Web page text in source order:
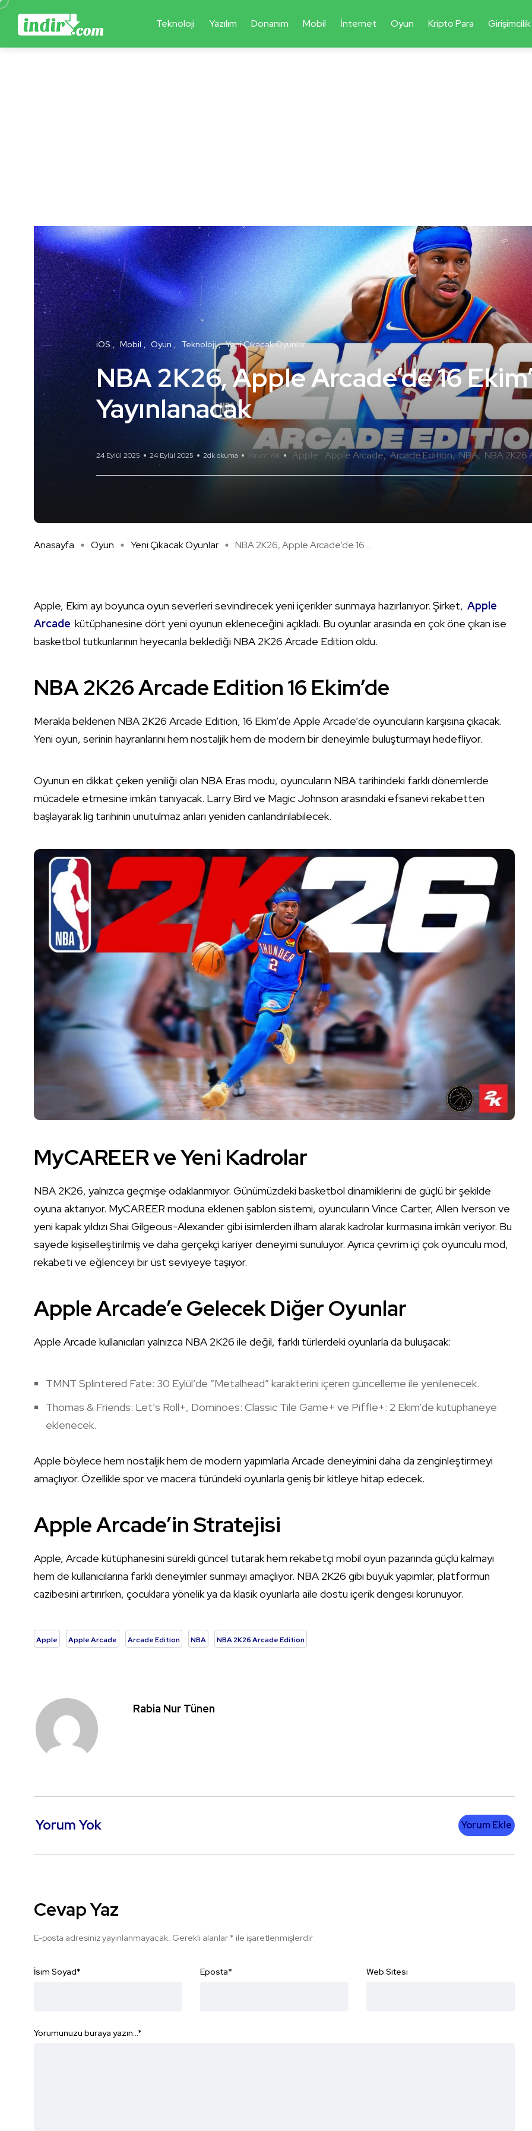
Teknoloji Yazılım Donanım Mobil İnternet Oyun Kripto Para Girişimcilik
iOS Mobil Oyun Teknoloji Yeni Çıkacak Oyunlar
NBA 2K26, Apple Arcade’de 16
Yayınlanacak
24 Eylül 2025 24 Eylül 2025 2dk okuma Yorum Yok Apple Apple Arcade Arcade Edition NBA NBA 2K26
Anasayfa Oyun Yeni Çıkacak Oyunlar NBA 2K26, Apple Arcade’de 16 ...
Apple, Ekim ayı boyunca oyun severleri sevindirecek yeni içerikler sunmaya hazırlanıyor. Şirket, Apple
Arcade kütüphanesine dört yeni oyunun ekleneceğini açıkladı. Bu oyunlar arasında en çok öne çıkan ise
basketbol tutkunlarının heyecanla beklediği NBA 2K26 Arcade Edition oldu.
NBA 2K26 Arcade Edition 16 Ekim’de
Merakla beklenen NBA 2K26 Arcade Edition, 16 Ekim’de Apple Arcade’de oyuncuların karşısına çıkacak.
Yeni oyun, serinin hayranlarını hem nostaljik hem de modern bir deneyimle buluşturmayı hedefliyor.
Oyunun en dikkat çeken yeniliği olan NBA Eras modu, oyuncuların NBA tarihindeki farklı dönemlerde
mücadele etmesine imkân tanıyacak. Larry Bird ve Magic Johnson arasındaki efsanevi rekabetten
başlayarak lig tarihinin unutulmaz anları yeniden canlandırılabilecek.
MyCAREER ve Yeni Kadrolar
NBA 2K26, yalnızca geçmişe odaklanmıyor. Günümüzdeki basketbol dinamiklerini de güçlü bir şekilde
oyuna aktarıyor. MyCAREER moduna eklenen şablon sistemi, oyuncuların Vince Carter, Allen Iverson ve
yeni kapak yıldızı Shai Gilgeous-Alexander gibi isimlerden ilham alarak kadrolar kurmasına imkân veriyor. Bu
sayede kişiselleştirilmiş ve daha gerçekçi kariyer deneyimi sunuluyor. Ayrıca çevrim içi çok oyunculu mod,
rekabeti ve eğlenceyi bir üst seviyeye taşıyor.
Apple Arcade’e Gelecek Diğer Oyunlar
Apple Arcade kullanıcıları yalnızca NBA 2K26 ile değil, farklı türlerdeki oyunlarla da buluşacak:
TMNT Splintered Fate: 30 Eylül’de “Metalhead” karakterini içeren güncelleme ile yenilenecek.
Thomas & Friends: Let’s Roll+, Dominoes: Classic Tile Game+ ve Piffle+: 2 Ekim’de kütüphaneye
eklenecek.
Apple böylece hem nostaljik hem de modern yapımlarla Arcade deneyimini daha da zenginleştirmeyi
amaçlıyor. Özellikle spor ve macera türündeki oyunlarla geniş bir kitleye hitap edecek.
Apple Arcade’in Stratejisi
Apple, Arcade kütüphanesini sürekli güncel tutarak hem rekabetçi mobil oyun pazarında güçlü kalmayı
hem de kullanıcılarına farklı deneyimler sunmayı amaçlıyor. NBA 2K26 gibi büyük yapımlar, platformun
cazibesini artırırken, çocuklara yönelik ya da klasik oyunlarla aile dostu içerik dengesi korunuyor.
Apple Apple Arcade Arcade Edition NBA NBA 2K26 Arcade Edition
Rabia Nur Tünen
Yorum Yok Yorum Ekle
Cevap Yaz
E-posta adresiniz yayınlanmayacak. Gerekli alanlar * ile işaretlenmişlerdir
İsim Soyad* Eposta* Web Sitesi
Yorumunuzu buraya yazın...*